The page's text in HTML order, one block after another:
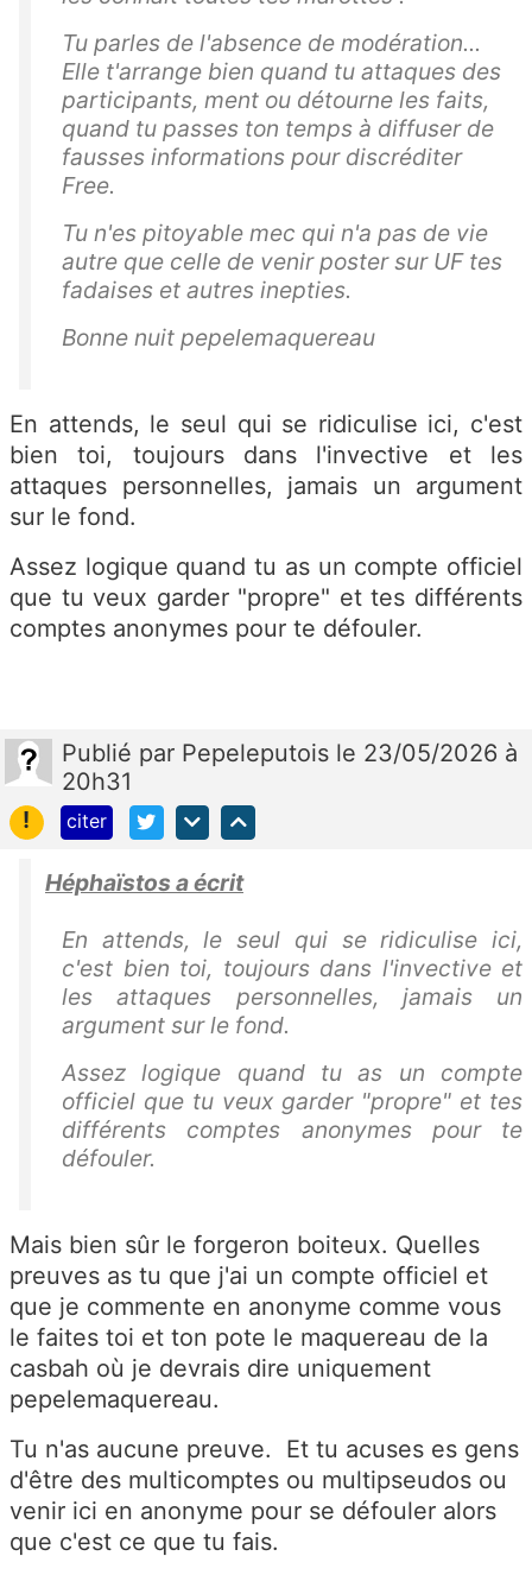
Tu parles de l'absence de modération...
Elle t'arrange bien quand tu attaques des
participants, ment ou détourne les faits,
quand tu passes ton temps à diffuser de
fausses informations pour discréditer
Free.
Tu n'es pitoyable mec qui n'a pas de vie
autre que celle de venir poster sur UF tes
fadaises et autres inepties.
Bonne nuit pepelemaquereau
En attends, le seul qui se ridiculise ici, c'est
bien toi, toujours dans l'invective et les
attaques personnelles, jamais un argument
sur le fond.
Assez logique quand tu as un compte officiel
que tu veux garder "propre" et tes différents
comptes anonymes pour te défouler.
Publié par Pepeleputois le 23/05/2026 à
20h31
!
citer
Héphaïstos a écrit
En attends, le seul qui se ridiculise ici,
c'est bien toi, toujours dans l'invective et
les attaques personnelles, jamais un
argument sur le fond.
Assez logique quand tu as un compte
officiel que tu veux garder "propre" et tes
différents comptes anonymes pour te
défouler.
Mais bien sûr le forgeron boiteux. Quelles
preuves as tu que j'ai un compte officiel et
que je commente en anonyme comme vous
le faites toi et ton pote le maquereau de la
casbah où je devrais dire uniquement
pepelemaquereau.
Tu n'as aucune preuve. Et tu acuses es gens
d'être des multicomptes ou multipseudos ou
venir ici en anonyme pour se défouler alors
que c'est ce que tu fais.